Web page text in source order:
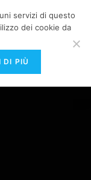
Menu
servizi di questo
dei cookie da
DI PIÙ